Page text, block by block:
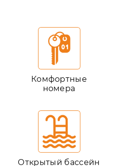
Комфортные
номера
Открытый бассейн